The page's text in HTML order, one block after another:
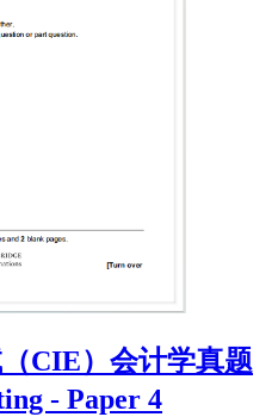
CIE）会计学真题
- Paper 4